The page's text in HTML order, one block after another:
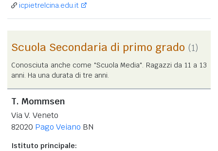
icpietrelcina.edu.it
Scuola Secondaria di primo grado (1)
Conosciuta anche come "Scuola Media". Ragazzi da 11 a 13
anni. Ha una durata di tre anni.
T. Mommsen
Via V. Veneto
82020 Pago Veiano BN
Istituto principale: